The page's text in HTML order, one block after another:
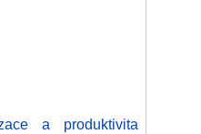
a produktivita